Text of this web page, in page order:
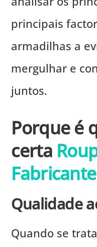
principais
armadilhas a
mergulhar e
juntos.
Porque é
certa
Fabricante
Qualidade
Quando se